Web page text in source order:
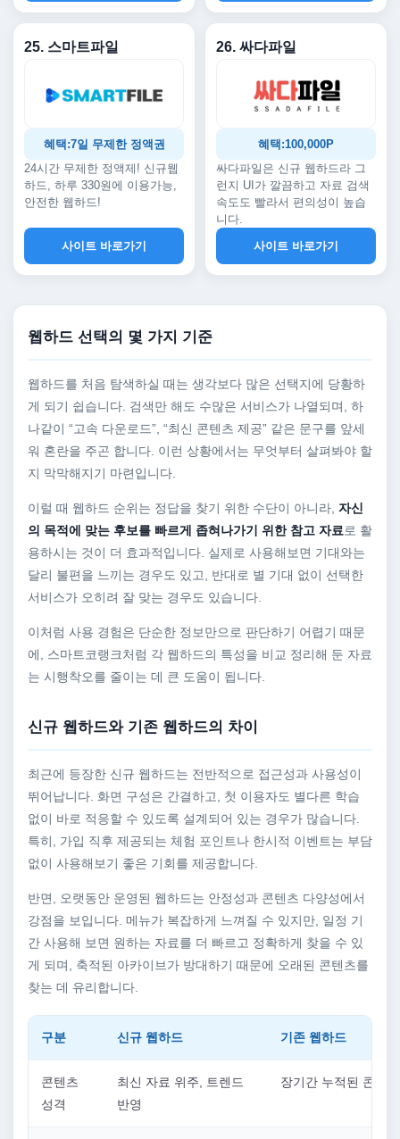
25. 스마트파일
혜택:7일 무제한 정액권
24시간 무제한 정액제! 신규웹
하드, 하루 330원에 이용가능,
안전한 웹하드!
사이트 바로가기
26. 싸다파일
혜택:100,000P
싸다파일은 신규 웹하드라 그
런지 UI가 깔끔하고 자료 검색
속도도 빨라서 편의성이 높습
니다.
사이트 바로가기
웹하드 선택의 몇 가지 기준
웹하드를 처음 탐색하실 때는 생각보다 많은 선택지에 당황하
게 되기 쉽습니다. 검색만 해도 수많은 서비스가 나열되며, 하
나같이 “고속 다운로드”, “최신 콘텐츠 제공” 같은 문구를 앞세
워 혼란을 주곤 합니다. 이런 상황에서는 무엇부터 살펴봐야 할
지 막막해지기 마련입니다.
이럴 때 웹하드 순위는 정답을 찾기 위한 수단이 아니라, 자신
의 목적에 맞는 후보를 빠르게 좁혀나가기 위한 참고 자료로 활
용하시는 것이 더 효과적입니다. 실제로 사용해보면 기대와는
달리 불편을 느끼는 경우도 있고, 반대로 별 기대 없이 선택한
서비스가 오히려 잘 맞는 경우도 있습니다.
이처럼 사용 경험은 단순한 정보만으로 판단하기 어렵기 때문
에, 스마트코랭크처럼 각 웹하드의 특성을 비교 정리해 둔 자료
는 시행착오를 줄이는 데 큰 도움이 됩니다.
신규 웹하드와 기존 웹하드의 차이
최근에 등장한 신규 웹하드는 전반적으로 접근성과 사용성이
뛰어납니다. 화면 구성은 간결하고, 첫 이용자도 별다른 학습
없이 바로 적응할 수 있도록 설계되어 있는 경우가 많습니다.
특히, 가입 직후 제공되는 체험 포인트나 한시적 이벤트는 부담
없이 사용해보기 좋은 기회를 제공합니다.
반면, 오랫동안 운영된 웹하드는 안정성과 콘텐츠 다양성에서
강점을 보입니다. 메뉴가 복잡하게 느껴질 수 있지만, 일정 기
간 사용해 보면 원하는 자료를 더 빠르고 정확하게 찾을 수 있
게 되며, 축적된 아카이브가 방대하기 때문에 오래된 콘텐츠를
찾는 데 유리합니다.
구분 신규 웹하드 기존 웹하드
콘텐츠
성격
최신 자료 위주, 트렌드
반영
장기간 누적된 콘텐